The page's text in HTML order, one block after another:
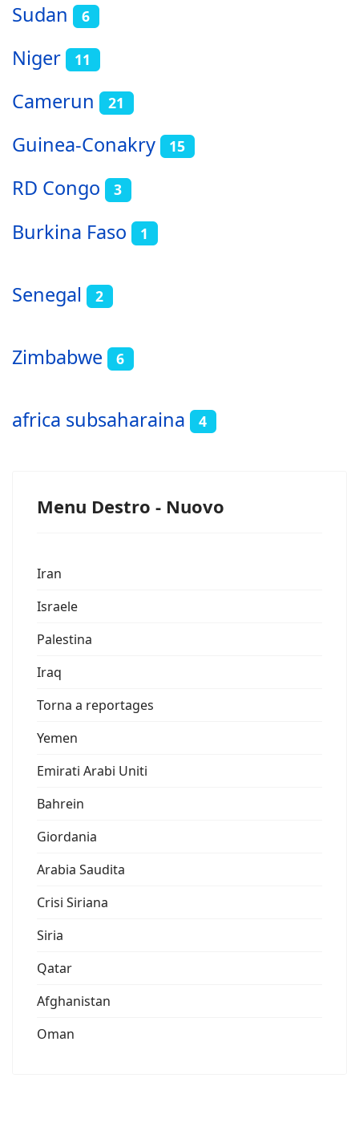
Sudan 6
Niger 11
Camerun 21
Guinea-Conakry 15
RD Congo 3
Burkina Faso 1
Senegal 2
Zimbabwe 6
africa subsaharaina 4
Menu Destro - Nuovo
Iran
Israele
Palestina
Iraq
Torna a reportages
Yemen
Emirati Arabi Uniti
Bahrein
Giordania
Arabia Saudita
Crisi Siriana
Siria
Qatar
Afghanistan
Oman